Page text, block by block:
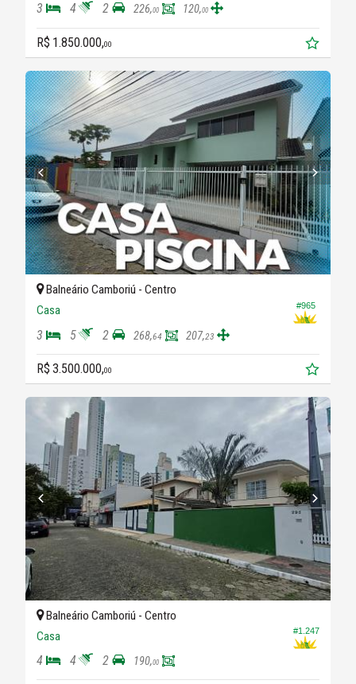
3 4 2 226,00 120,00
R$ 1.850.000,00
#965
Balneário Camboriú - Centro
Casa
3 5 2 268,64 207,23
R$ 3.500.000,00
#1.247
Balneário Camboriú - Centro
Casa
4 4 2 190,00